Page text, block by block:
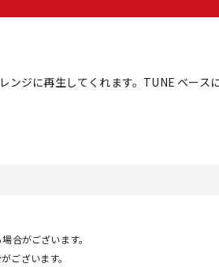
ジに再生してくれます。TUNE ベース
合がございます。
ございます。